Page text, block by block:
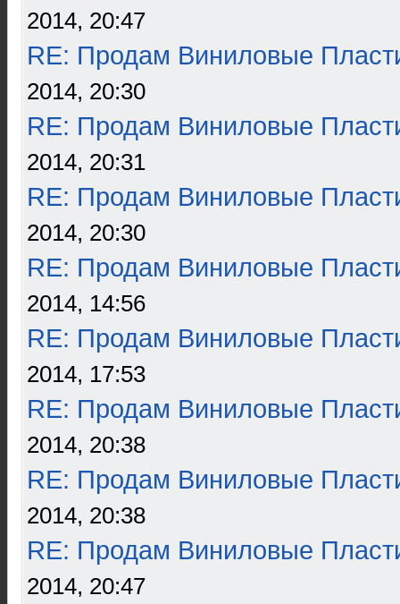
2014, 20:47
RE: Продам Виниловые
2014, 20:30
RE: Продам Виниловые
2014, 20:31
RE: Продам Виниловые
2014, 20:30
RE: Продам Виниловые
2014, 14:56
RE: Продам Виниловые
2014, 17:53
RE: Продам Виниловые
2014, 20:38
RE: Продам Виниловые
2014, 20:38
RE: Продам Виниловые
2014, 20:47